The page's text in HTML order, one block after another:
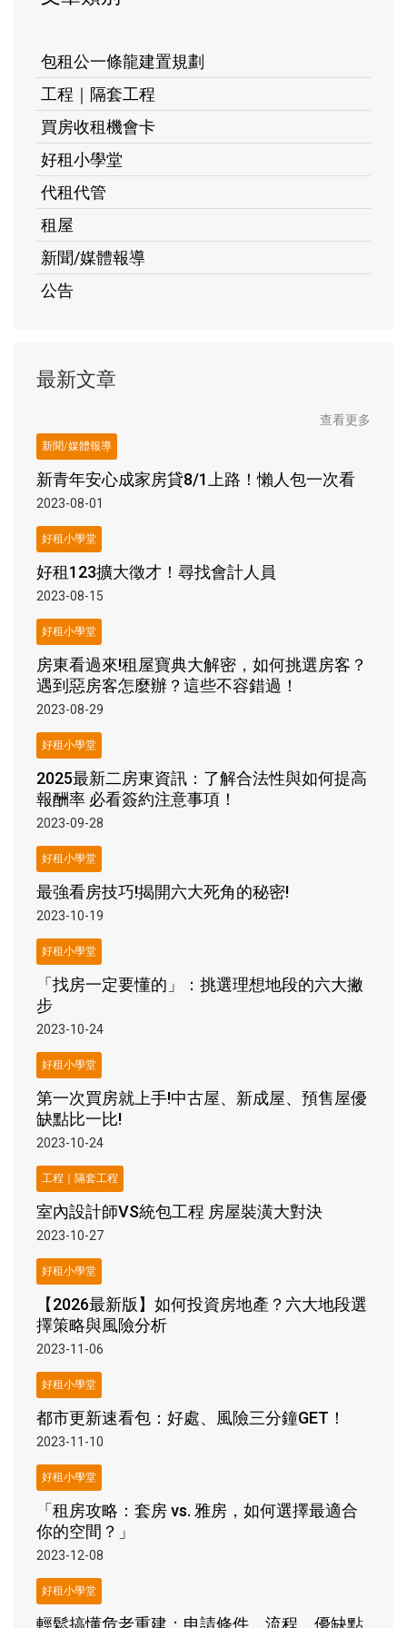
包租公一條龍建置規劃
工程｜隔套工程
買房收租機會卡
好租小學堂
代租代管
租屋
新聞/媒體報導
公告
最新文章
查看更多
新聞/媒體報導
新青年安心成家房貸8/1上路！懶人包一次看
2023-08-01
好租小學堂
好租123擴大徵才！尋找會計人員
2023-08-15
好租小學堂
房東看過來!租屋寶典大解密，如何挑選房客？
遇到惡房客怎麼辦？這些不容錯過！
2023-08-29
好租小學堂
2025最新二房東資訊：了解合法性與如何提高
報酬率 必看簽約注意事項！
2023-09-28
好租小學堂
最強看房技巧!揭開六大死角的秘密!
2023-10-19
好租小學堂
「找房一定要懂的」：挑選理想地段的六大撇
步
2023-10-24
好租小學堂
第一次買房就上手!中古屋、新成屋、預售屋優
缺點比一比!
2023-10-24
工程｜隔套工程
室內設計師VS統包工程 房屋裝潢大對決
2023-10-27
好租小學堂
【2026最新版】如何投資房地產？六大地段選
擇策略與風險分析
2023-11-06
好租小學堂
都市更新速看包：好處、風險三分鐘GET！
2023-11-10
好租小學堂
「租房攻略：套房 vs. 雅房，如何選擇最適合
你的空間？」
2023-12-08
好租小學堂
輕鬆搞懂危老重建：申請條件、流程、優缺點